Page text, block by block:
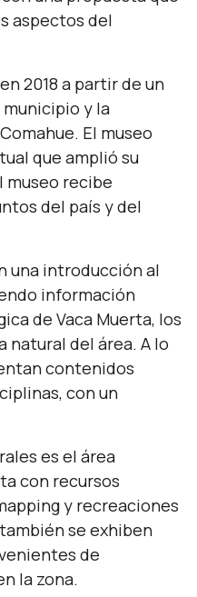
aspectos del
2018 a partir de un
y la
El museo
que amplió su
museo recibe
del país y del
una introducción al
información
de Vaca Muerta, los
natural del área. A lo
contenidos
con un
es el área
con recursos
y recreaciones
se exhiben
de
la zona.